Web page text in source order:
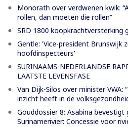
Monorath over verdwenen kwik:
rollen, dan moeten die rollen”
SRD 1800 koopkrachtversterking
Gentle: 'Vice-president Brunswijk
hoofdinspecteurs'
SURINAAMS-NEDERLANDSE
LAATSTE LEVENSFASE
Van Dijk-Silos over minister VWA:
inzicht heeft in de
Gouddossier 8: Asabina
Surinamerivier: Concessie voor